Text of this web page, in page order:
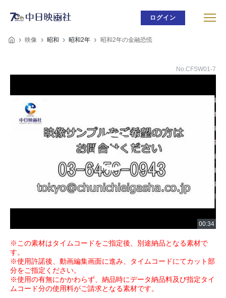
ログイン
映像 昭和 昭和2年 昭和2年の金融恐慌
No.CFSW01-7
※この素材はタイムコードをご指定後、別途納品となる素材で
す。
※使用許諾後、動画編集画面に進み、タイムコードにてカット部
分をご指定ください。
※使用の有無にかかわらず、納品時にデータ納品料及び指定タイ
ムコード分の使用料がご請求となる素材です。